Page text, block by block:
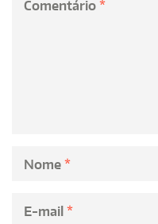
Comentário *
Nome *
E-mail *